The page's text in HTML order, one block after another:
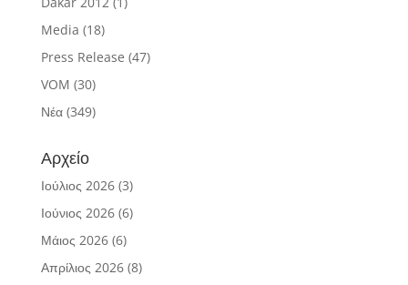
Media (18)
Press Release (47)
VOM (30)
Νέα(349)
Αρχείο
Ιούλιος 2026(3)
Ιούνιος 2026(6)
Μάιος 2026(6)
Απρίλιος 2026(8)